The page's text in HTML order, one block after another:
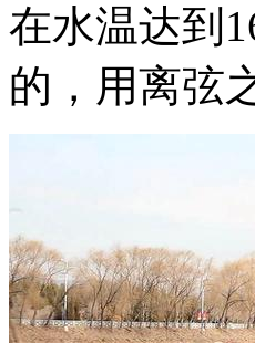
在水温达到
的，用离弦